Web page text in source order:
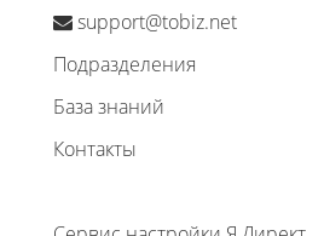
support@tobiz.net
Подразделения
База знаний
Контакты